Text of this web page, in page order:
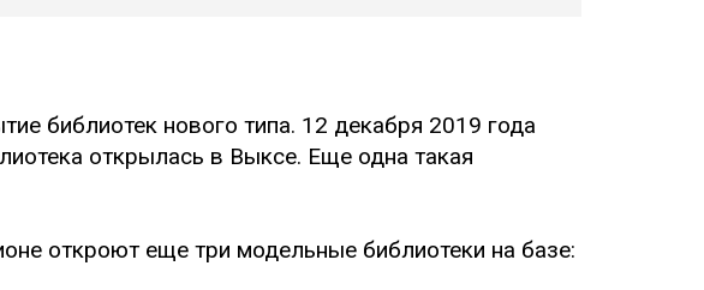
библиотек нового типа. 12 декабря 2019 года
открылась в Выксе. Еще одна такая
откроют еще три модельные библиотеки на базе: